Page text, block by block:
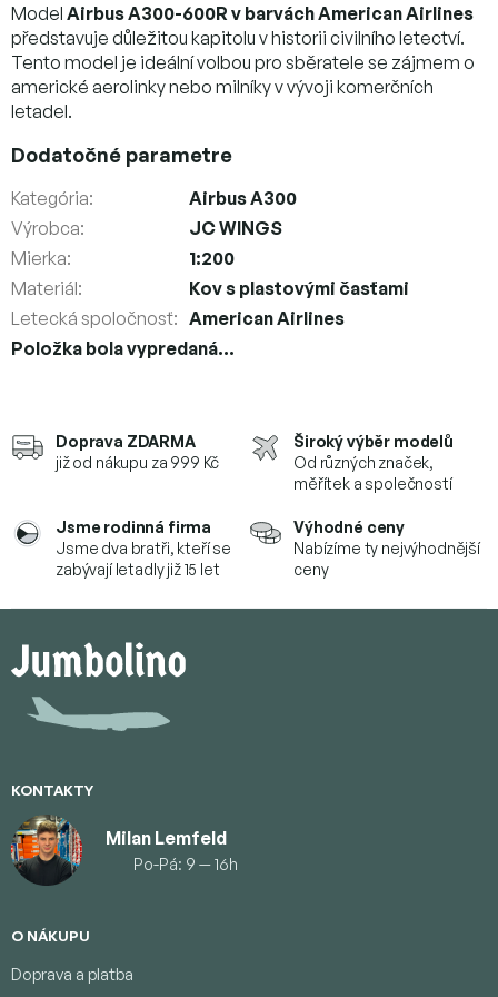
Doprava ZDARMA
již od nákupu za 999 Kč
Široký výběr modelů
Od různých značek,
měřítek a společností
Jsme rodinná firma
Jsme dva bratři, kteří se
zabývají letadly již 15 let
Výhodné ceny
Nabízíme ty nejvýhodnější
ceny
Model Airbus A300-600R v barvách American Airlines
představuje důležitou kapitolu v historii civilního letectví.
Tento model je ideální volbou pro sběratele se zájmem o
americké aerolinky nebo milníky v vývoji komerčních
letadel.
Dodatočné parametre
Kategória:
Airbus A300
Výrobca:
JC WINGS
Mierka:
1:200
Materiál:
Kov s plastovými časťami
Letecká spoločnosť: American Airlines
Položka bola vypredaná…
p
KONTAKTY
Milan Lemfeld
Po-Pá: 9 — 16h
O NÁKUPU
Doprava a platba